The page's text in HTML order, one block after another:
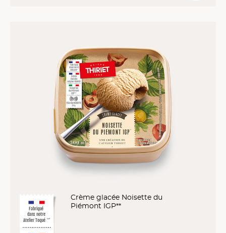
Fabriqué
dans notre
Atelier Toqué ™*
Crème glacée Noisette du
Piémont IGP**